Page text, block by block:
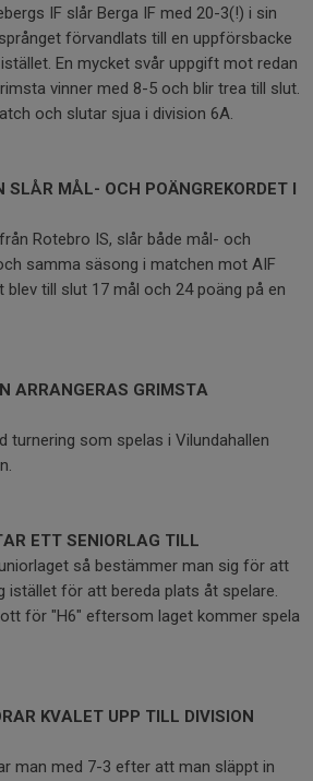
IF slår Berga IF med 20-3(!) i sin
förvandlats till en uppförsbacke
En mycket svår uppgift mot redan
vinner med 8-5 och blir trea till slut.
och slutar sjua i division 6A.
SLÅR MÅL- OCH POÄNGREKORDET I
Rotebro IS, slår både mål- och
samma säsong i matchen mot AIF
blev till slut 17 mål och 24 poäng på en
ARRANGERAS GRIMSTA
turnering som spelas i Vilundahallen
ETT SENIORLAG TILL
så bestämmer man sig för att
istället för att bereda plats åt spelare.
för "H6" eftersom laget kommer spela
KVALET UPP TILL DIVISION
man med 7-3 efter att man släppt in